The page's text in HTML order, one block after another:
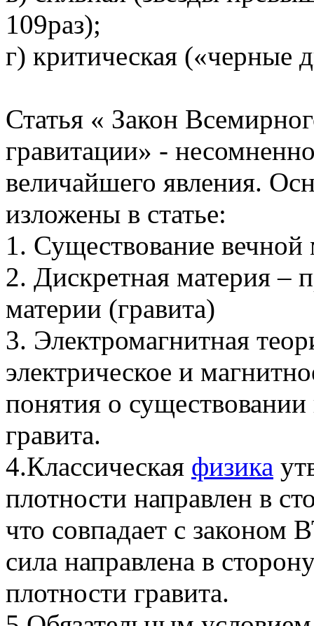
109раз);
г) критическая («черные
Статья « Закон
гравитации» -
величайшего явления.
изложены в статье:
1. Существование вечной
2. Дискретная материя –
материи (гравита)
3. Электромагнитная
электрическое и
понятия о
гравита.
4.Классическая физика
плотности направлен в
что совпадает с законом
сила направлена в
плотности гравита.